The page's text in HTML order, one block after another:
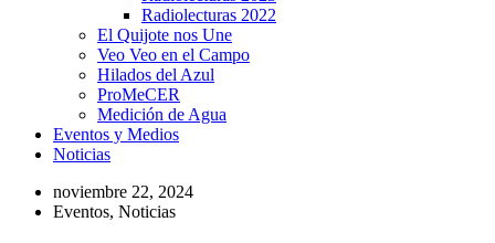
Radiolecturas 2022
El Quijote nos Une
Veo Veo en el Campo
Hilados del Azul
ProMeCER
Medición de Agua
Eventos y Medios
Noticias
noviembre 22, 2024
Eventos, Noticias